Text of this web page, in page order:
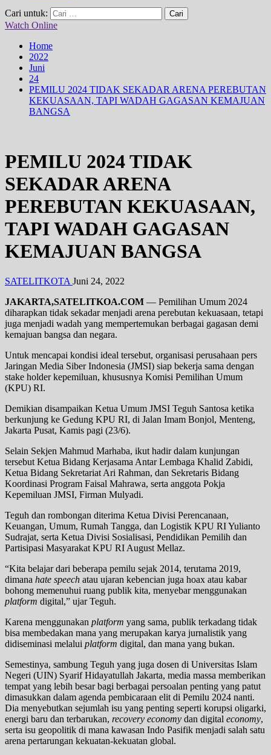
Cari untuk:
Watch Online
Home
2022
Juni
24
PEMILU 2024 TIDAK SEKADAR ARENA PEREBUTAN
KEKUASAAN, TAPI WADAH GAGASAN KEMAJUAN
BANGSA
PEMILU 2024 TIDAK
SEKADAR ARENA
PEREBUTAN KEKUASAAN,
TAPI WADAH GAGASAN
KEMAJUAN BANGSA
SATELITKOTA Juni 24, 2022
JAKARTA,SATELITKOA.COM — Pemilihan Umum 2024
diharapkan tidak sekadar menjadi arena perebutan kekuasaan, tetapi
juga menjadi wadah yang mempertemukan berbagai gagasan demi
kemajuan bangsa dan negara.
Untuk mencapai kondisi ideal tersebut, organisasi perusahaan pers
Jaringan Media Siber Indonesia (JMSI) siap bekerja sama dengan
stake holder kepemiluan, khususnya Komisi Pemilihan Umum
(KPU) RI.
Demikian disampaikan Ketua Umum JMSI Teguh Santosa ketika
berkunjung ke Gedung KPU RI, di Jalan Imam Bonjol, Menteng,
Jakarta Pusat, Kamis pagi (23/6).
Selain Sekjen Mahmud Marhaba, ikut hadir dalam kunjungan
tersebut Ketua Bidang Kerjasama Antar Lembaga Khalid Zabidi,
Ketua Bidang Sekretariat Ari Rahman, dan Sekretaris Bidang
Koordinasi Program Faisal Mahrawa, serta anggota Pokja
Kepemiluan JMSI, Firman Mulyadi.
Teguh dan rombongan diterima Ketua Divisi Perencanaan,
Keuangan, Umum, Rumah Tangga, dan Logistik KPU RI Yulianto
Sudrajat, serta Ketua Divisi Sosialisasi, Pendidikan Pemilih dan
Partisipasi Masyarakat KPU RI August Mellaz.
“Kita belajar dari beberapa pemilu sejak 2014, terutama 2019,
dimana hate speech atau ujaran kebencian juga hoax atau kabar
bohong memenuhui ruang publik kita, menyebar menggunakan
platform digital,” ujar Teguh.
Karena menggunakan platform yang sama, publik terkadang tidak
bisa membedakan mana yang merupakan karya jurnalistik yang
didiseminasi melalui platform digital, dan mana yang bukan.
Semestinya, sambung Teguh yang juga dosen di Universitas Islam
Negeri (UIN) Syarif Hidayatullah Jakarta, media massa memberikan
tempat yang lebih besar bagi berbagai persoalan penting yang patut
dimasukkan dalam agenda pembicaraan elit di Pemilu 2024 nanti.
Dia menyebutkan sejumlah isu yang penting seperti korupsi oligarki,
energi baru dan terbarukan, recovery economy dan digital economy,
serta isu geopolitik di mana kawasan Indo Pasifik menjadi salah satu
arena pertarungan kekuatan-kekuatan global.